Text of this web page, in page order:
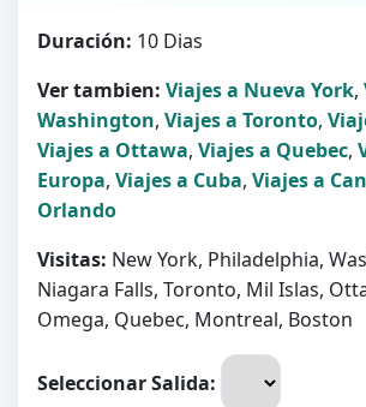
Duración: 10 Dias
Ver tambien: Viajes a Nueva York,
Washington, Viajes a Toronto,
Viajes a Ottawa, Viajes a Quebec,
Europa, Viajes a Cuba, Viajes a
Orlando
Visitas: New York, Philadelphia,
Niagara Falls, Toronto, Mil Islas,
Omega, Quebec, Montreal, Boston
Seleccionar Salida: